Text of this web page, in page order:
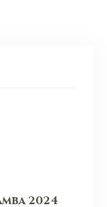
2024